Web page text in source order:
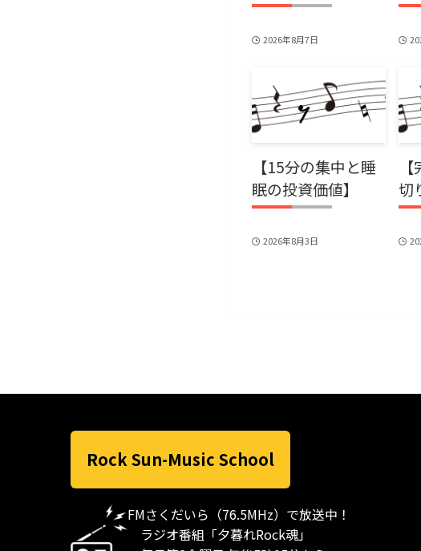
2026年8月7日
【15分の集中と睡
眠の投資価値】
2026年8月3日
切
Rock Sun-Music School
FMさくだいら（76.5MHz）で放送中！
ラジオ番組「夕暮れRock魂」